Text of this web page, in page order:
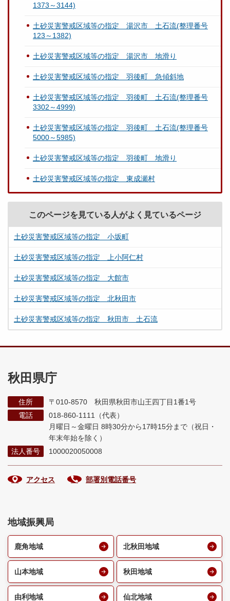
1373～3144)
土砂災害警戒区域等の指定 湯沢市 土石流(整理番号
123～1382)
土砂災害警戒区域等の指定 湯沢市 地滑り
土砂災害警戒区域等の指定 羽後町 急傾斜地
土砂災害警戒区域等の指定 羽後町 土石流(整理番号
3302～4999)
土砂災害警戒区域等の指定 羽後町 土石流(整理番号
5000～5985)
土砂災害警戒区域等の指定 羽後町 地滑り
土砂災害警戒区域等の指定 東成瀬村
このページを見ている人がよく見ているページ
土砂災害警戒区域等の指定 小坂町
土砂災害警戒区域等の指定 上小阿仁村
土砂災害警戒区域等の指定 大館市
土砂災害警戒区域等の指定 北秋田市
土砂災害警戒区域等の指定 秋田市 土石流
秋田県庁
住所
〒010-8570 秋田県秋田市山王四丁目1番1号
電話
018-860-1111（代表）
月曜日～金曜日 8時30分から17時15分まで （祝日・
年末年始を除く）
法人番号
1000020050008
アクセス 部署別電話番号
地域振興局
鹿角地域 北秋田地域
山本地域 秋田地域
由利地域 仙北地域